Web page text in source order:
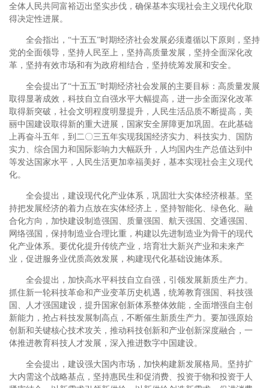
全体人民共同富裕迈出坚实步伐，确保基本实现社会主义现代化取
得决定性进展。
全会指出，“十五五”时期经济社会发展必须遵循以下原则，坚持
党的全面领导，坚持人民至上，坚持高质量发展，坚持全面深化改
革，坚持有效市场和有为政府相结合，坚持统筹发展和安全。
全会提出了“十五五”时期经济社会发展的主要目标：高质量发展
取得显著成效，科技自立自强水平大幅提高，进一步全面深化改革
取得新突破，社会文明程度明显提升，人民生活品质不断提高，美
丽中国建设取得新的重大进展，国家安全屏障更加巩固。在此基础
上再奋斗五年，到二〇三五年实现我国经济实力、科技实力、国防
实力、综合国力和国际影响力大幅跃升，人均国内生产总值达到中
等发达国家水平，人民生活更加幸福美好，基本实现社会主义现代
化。
全会提出，建设现代化产业体系，巩固壮大实体经济根基。坚
持把发展经济的着力点放在实体经济上，坚持智能化、绿色化、融
合化方向，加快建设制造强国、质量强国、航天强国、交通强国、
网络强国，保持制造业合理比重，构建以先进制造业为骨干的现代
化产业体系。要优化提升传统产业，培育壮大新兴产业和未来产
业，促进服务业优质高效发展，构建现代化基础设施体系。
全会提出，加快高水平科技自立自强，引领发展新质生产力。
抓住新一轮科技革命和产业变革历史机遇，统筹教育强国、科技强
国、人才强国建设，提升国家创新体系整体效能，全面增强自主创
新能力，抢占科技发展制高点，不断催生新质生产力。要加强原始
创新和关键核心技术攻关，推动科技创新和产业创新深度融合，一
体推进教育科技人才发展，深入推进数字中国建设。
全会提出，建设强大国内市场，加快构建新发展格局。坚持扩
大内需这个战略基点，坚持惠民生和促消费、投资于物和投资于人